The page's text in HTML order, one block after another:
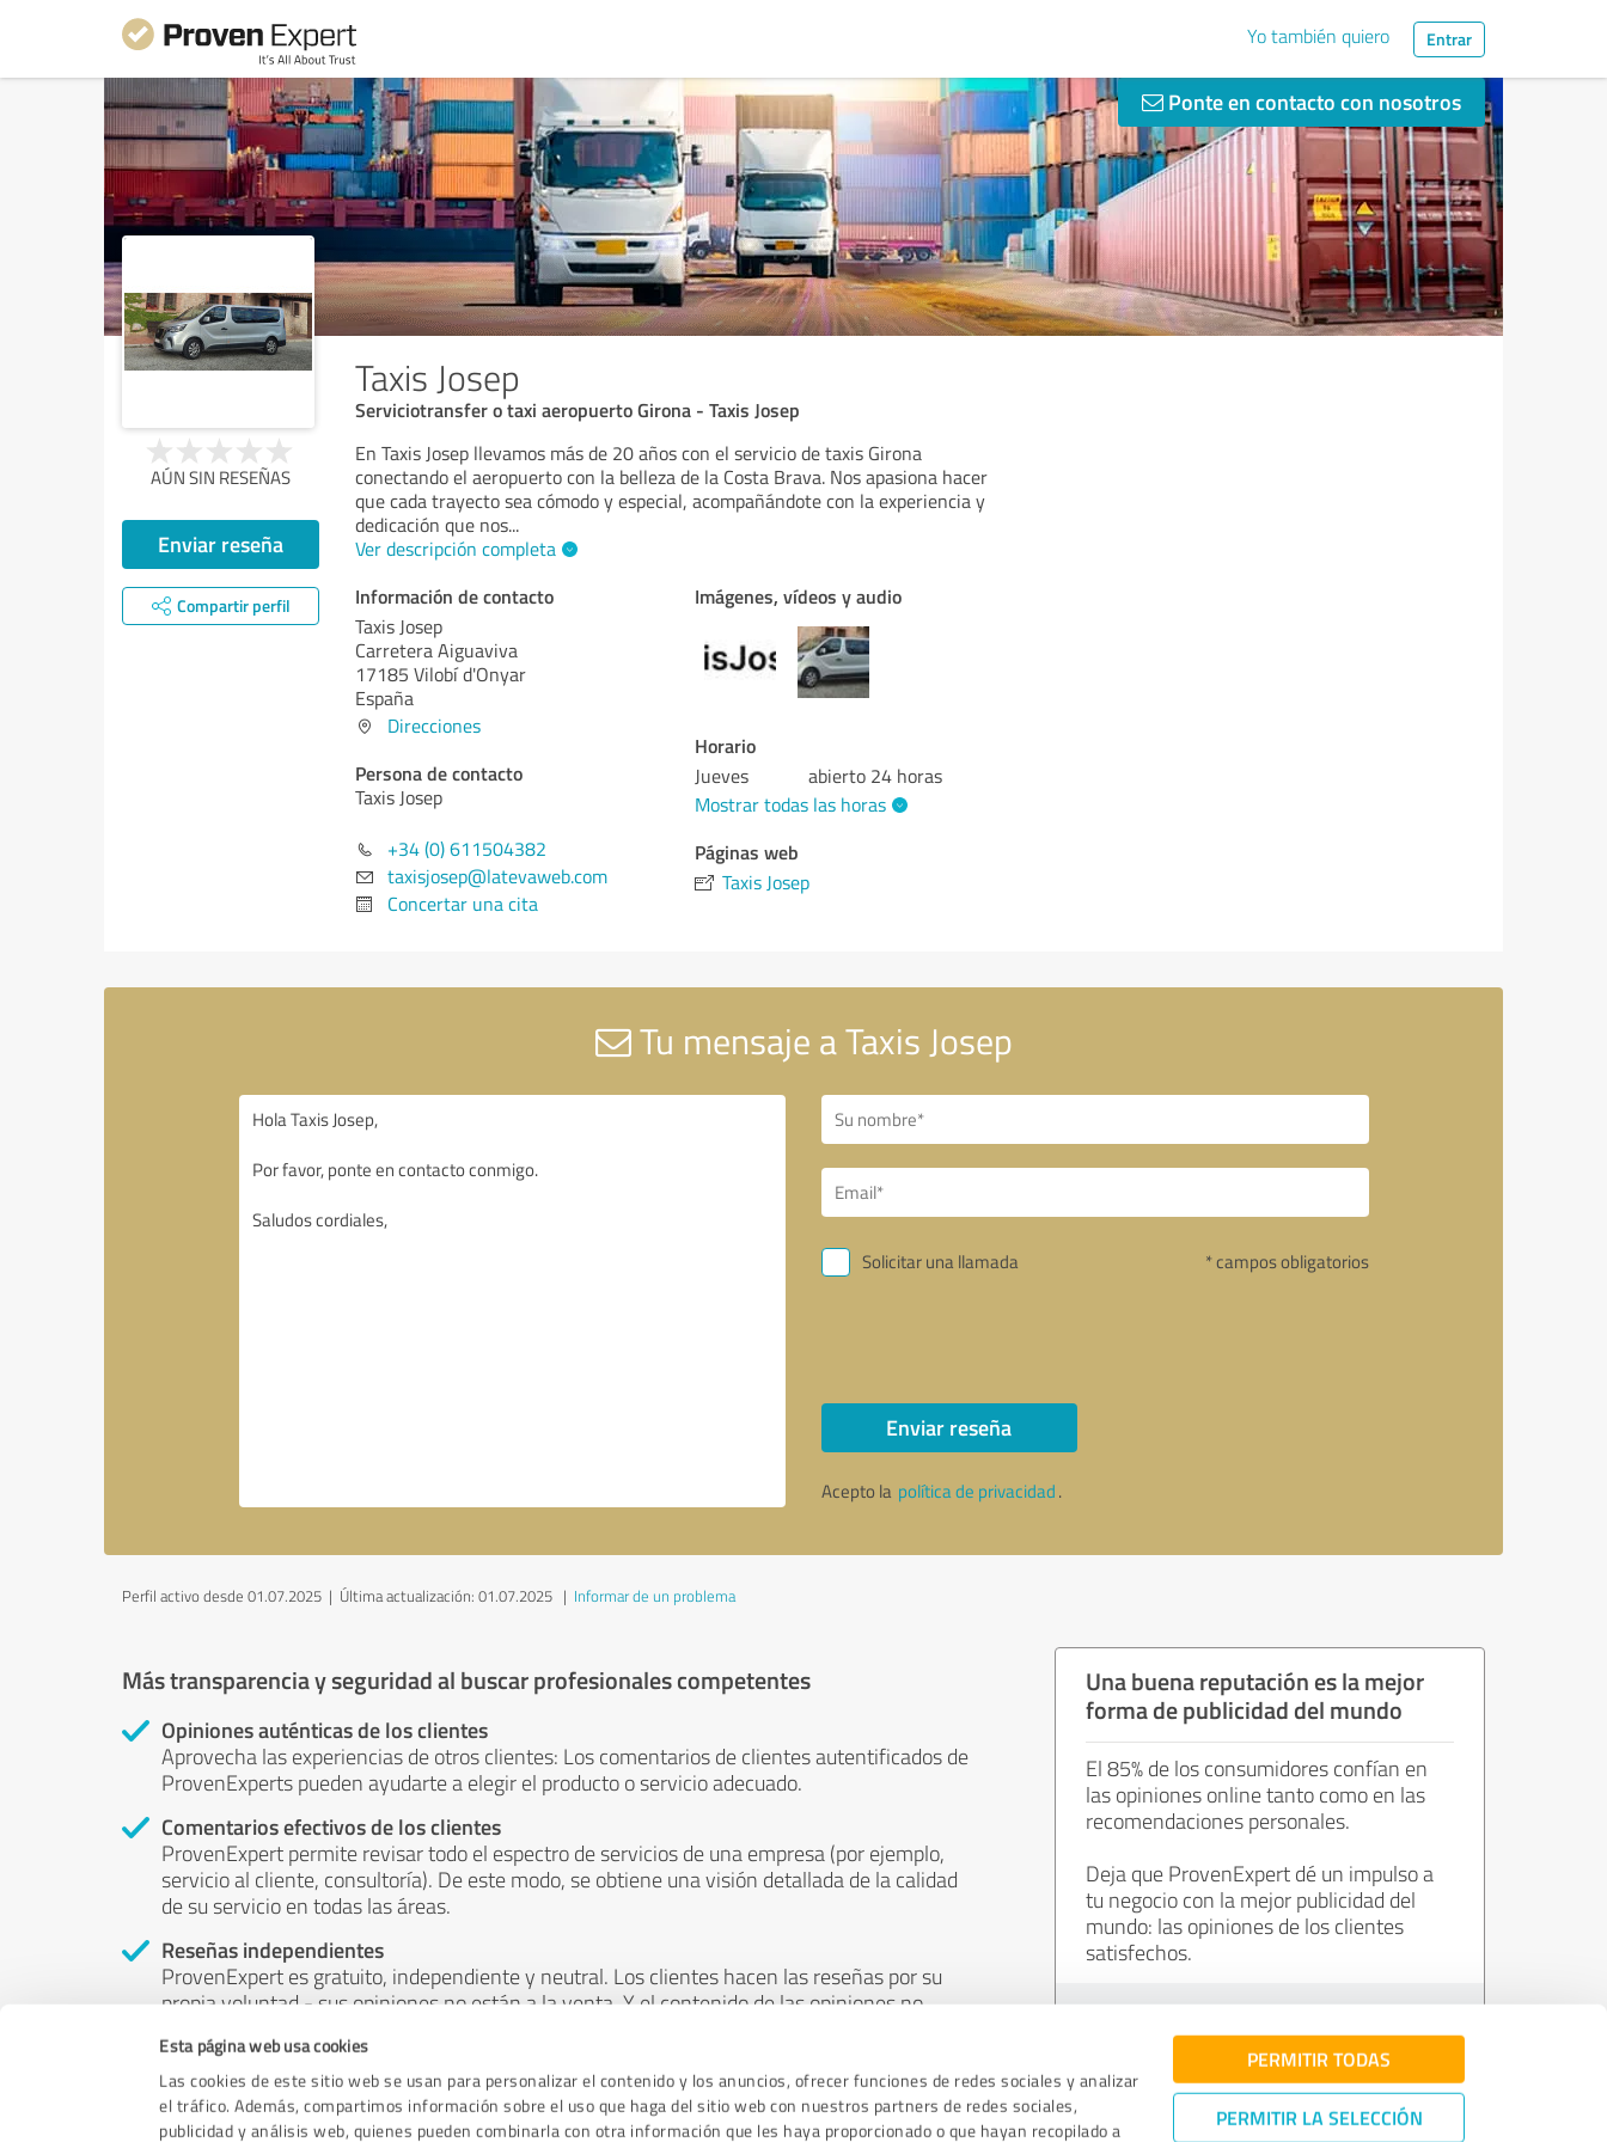
Esta página web usa cookies
Las cookies de este sitio web se usan para personalizar el contenido y los anuncios, ofrecer funciones de redes sociales y analizar
el tráfico. Además, compartimos información sobre el uso que haga del sitio web con nuestros partners de redes sociales,
publicidad y análisis web, quienes pueden combinarla con otra información que les haya proporcionado o que hayan recopilado a
PERMITIR TODAS
PERMITIR LA SELECCIÓN
Yo también quiero Entrar
Ponte en contacto con nosotros
Taxis Josep
Serviciotransfer o taxi aeropuerto Girona - Taxis Josep
AÚN SIN RESEÑAS
Enviar reseña
Compartir perfil
En Taxis Josep llevamos más de 20 años con el servicio de taxis Girona
conectando el aeropuerto con la belleza de la Costa Brava. Nos apasiona hacer
que cada trayecto sea cómodo y especial, acompañándote con la experiencia y
dedicación que nos...
Ver descripción completa
Información de contacto
Taxis Josep
Carretera Aiguaviva
17185 Vilobí d'Onyar
España
Direcciones
Persona de contacto
Taxis Josep
+34 (0) 611504382
taxisjosep@latevaweb.com
Concertar una cita
Imágenes, vídeos y audio
Horario
Jueves
abierto 24 horas
Mostrar todas las horas
Páginas web
Taxis Josep
Tu mensaje a Taxis Josep
Solicitar una llamada * campos obligatorios
Enviar reseña
Acepto la política de privacidad.
Perfil activo desde 01.07.2025 | Última actualización: 01.07.2025 | Informar de un problema
Más transparencia y seguridad al buscar profesionales competentes
Opiniones auténticas de los clientes
Aprovecha las experiencias de otros clientes: Los comentarios de clientes autentificados de
ProvenExperts pueden ayudarte a elegir el producto o servicio adecuado.
Comentarios efectivos de los clientes
ProvenExpert permite revisar todo el espectro de servicios de una empresa (por ejemplo,
servicio al cliente, consultoría). De este modo, se obtiene una visión detallada de la calidad
de su servicio en todas las áreas.
Reseñas independientes
ProvenExpert es gratuito, independiente y neutral. Los clientes hacen las reseñas por su
propia voluntad - sus opiniones no están a la venta. Y el contenido de las opiniones no
Una buena reputación es la mejor
forma de publicidad del mundo
El 85% de los consumidores confían en
las opiniones online tanto como en las
recomendaciones personales.
Deja que ProvenExpert dé un impulso a
tu negocio con la mejor publicidad del
mundo: las opiniones de los clientes
satisfechos.
Únete ahora de forma gratuita.